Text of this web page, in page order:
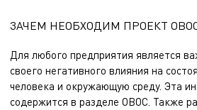
ЗАЧЕМ НЕОБХОДИМ ПРОЕКТ
Для любого предприятия является
своего негативного влияния на
человека и окружающую среду. Эта
содержится в разделе ОВОС. Также